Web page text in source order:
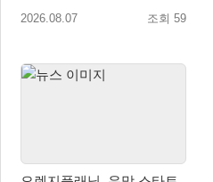
2026.08.07 조회 59